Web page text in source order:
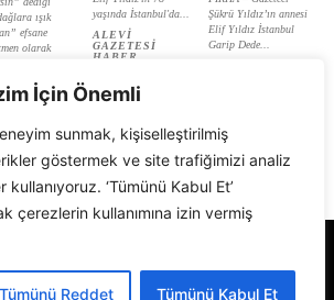
İçin Önemli
sunmak, kişiselleştirilmiş
göstermek ve site trafiğimizi analiz
‘Tümünü Kabul Et’
çerezlerin kullanımına izin vermiş
Tümünü Reddet Tümünü Kabul Et
ışık
efsane
olarak
yaşında İstanbul'da...
ALEVI
GAZETESI
HABER
Şükrü Yıldız’ın annesi
Elif Yıldız İstanbul
Garip Dede...
Gazetesi